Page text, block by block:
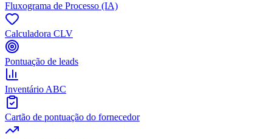
Fluxograma de Processo (IA)
Calculadora CLV
Pontuação de leads
Inventário ABC
Cartão de pontuação do fornecedor